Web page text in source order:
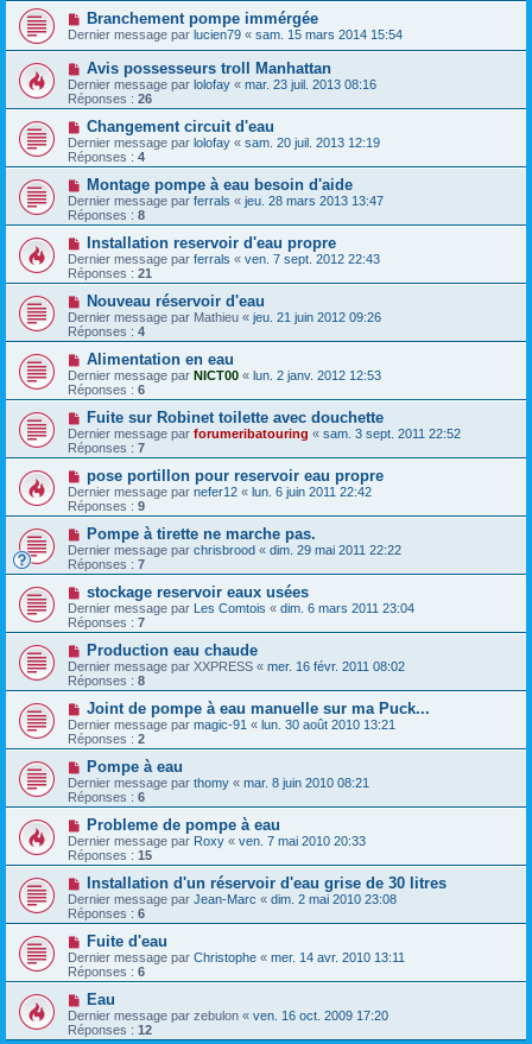
Branchement pompe immérgée
Dernier message par lucien79 « sam. 15 mars 2014 15:54
Avis possesseurs troll Manhattan
Dernier message par lolofay « mar. 23 juil. 2013 08:16
Réponses : 26
Changement circuit d'eau
Dernier message par lolofay « sam. 20 juil. 2013 12:19
Réponses : 4
Montage pompe à eau besoin d'aide
Dernier message par ferrals « jeu. 28 mars 2013 13:47
Réponses : 8
Installation reservoir d'eau propre
Dernier message par ferrals « ven. 7 sept. 2012 22:43
Réponses : 21
Nouveau réservoir d'eau
Dernier message par Mathieu « jeu. 21 juin 2012 09:26
Réponses : 4
Alimentation en eau
Dernier message par NICT00 « lun. 2 janv. 2012 12:53
Réponses : 6
Fuite sur Robinet toilette avec douchette
Dernier message par forumeribatouring « sam. 3 sept. 2011 22:52
Réponses : 7
pose portillon pour reservoir eau propre
Dernier message par nefer12 « lun. 6 juin 2011 22:42
Réponses : 9
Pompe à tirette ne marche pas.
Dernier message par chrisbrood « dim. 29 mai 2011 22:22
Réponses : 7
stockage reservoir eaux usées
Dernier message par Les Comtois « dim. 6 mars 2011 23:04
Réponses : 7
Production eau chaude
Dernier message par XXPRESS « mer. 16 févr. 2011 08:02
Réponses : 8
Joint de pompe à eau manuelle sur ma Puck...
Dernier message par magic-91 « lun. 30 août 2010 13:21
Réponses : 2
Pompe à eau
Dernier message par thomy « mar. 8 juin 2010 08:21
Réponses : 6
Probleme de pompe à eau
Dernier message par Roxy « ven. 7 mai 2010 20:33
Réponses : 15
Installation d'un réservoir d'eau grise de 30 litres
Dernier message par Jean-Marc « dim. 2 mai 2010 23:08
Réponses : 6
Fuite d'eau
Dernier message par Christophe « mer. 14 avr. 2010 13:11
Réponses : 6
Eau
Dernier message par zebulon « ven. 16 oct. 2009 17:20
Réponses : 12